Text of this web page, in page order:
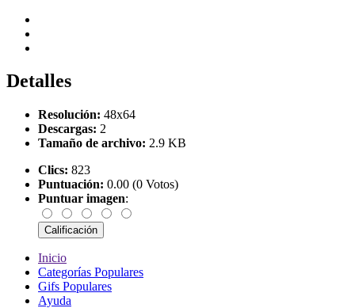
Detalles
Resolución: 48x64
Descargas: 2
Tamaño de archivo: 2.9 KB
Clics: 823
Puntuación: 0.00 (0 Votos)
Puntuar imagen:
Inicio
Categorías Populares
Gifs Populares
Ayuda